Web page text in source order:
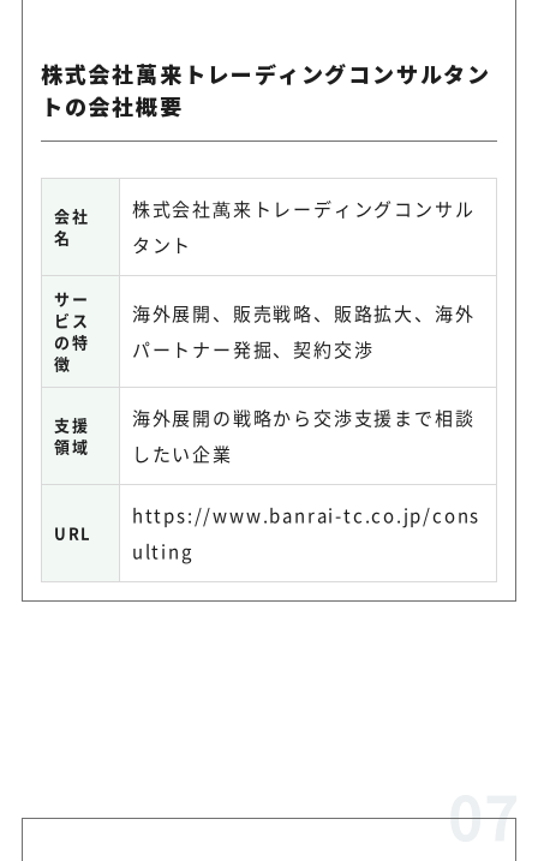
株式会社萬来トレーディングコンサルタン
トの会社概要
会社
名
株式会社萬来トレーディングコンサル
タント
サー
ビス
の特
徴
海外展開、販売戦略、販路拡大、海外
パートナー発掘、契約交渉
支援
領域
海外展開の戦略から交渉支援まで相談
したい企業
URL
https://www.banrai-tc.co.jp/cons
ulting